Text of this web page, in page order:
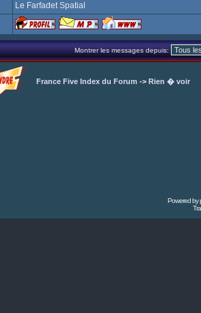
Le Farfadet Spatial
Montrer les messages depuis:
France Five Index du Forum -> Rien � voir
Powered by